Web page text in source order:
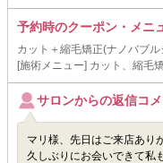
予約時のクーポン・メニ
カット＋縮毛矯正(ナノバブ
[施術メニュー] カット、縮毛
サロンからの返信コメ
マリ様、先日はご来店あり
久しぶりにお会いできて私